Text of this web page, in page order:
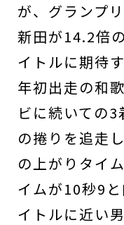
が、グランプ
新田が14.2倍
イトルに期待
年初出走の和
ビに続いての
の捲りを追走
の上がりタイ
イムが10秒9
イトルに近い